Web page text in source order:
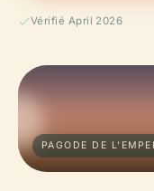
Vérifié April 2026
PAGODE DE